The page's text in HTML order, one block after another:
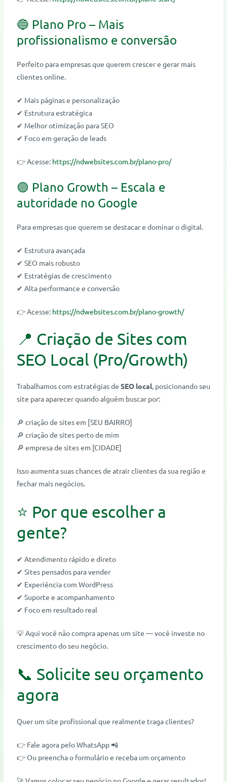
🔵 Plano Pro – Mais
profissionalismo e conversão
Perfeito para empresas que querem crescer e gerar mais
clientes online.
✔ Mais páginas e personalização
✔ Estrutura estratégica
✔ Melhor otimização para SEO
✔ Foco em geração de leads
👉 Acesse: https://ndwebsites.com.br/plano-pro/
🟣 Plano Growth – Escala e
autoridade no Google
Para empresas que querem se destacar e dominar o digital.
✔ Estrutura avançada
✔ SEO mais robusto
✔ Estratégias de crescimento
✔ Alta performance e conversão
👉 Acesse: https://ndwebsites.com.br/plano-growth/
📍 Criação de Sites com
SEO Local (Pro/Growth)
Trabalhamos com estratégias de SEO local, posicionando seu
site para aparecer quando alguém buscar por:
🔎 criação de sites em [SEU BAIRRO]
🔎 criação de sites perto de mim
🔎 empresa de sites em [CIDADE]
Isso aumenta suas chances de atrair clientes da sua região e
fechar mais negócios.
⭐ Por que escolher a
gente?
✔ Atendimento rápido e direto
✔ Sites pensados para vender
✔ Experiência com WordPress
✔ Suporte e acompanhamento
✔ Foco em resultado real
💡 Aqui você não compra apenas um site — você investe no
crescimento do seu negócio.
📞 Solicite seu orçamento
agora
Quer um site profissional que realmente traga clientes?
👉 Fale agora pelo WhatsApp 📲
👉 Ou preencha o formulário e receba um orçamento